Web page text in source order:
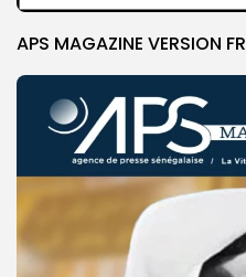
APS MAGAZINE VERSION FR